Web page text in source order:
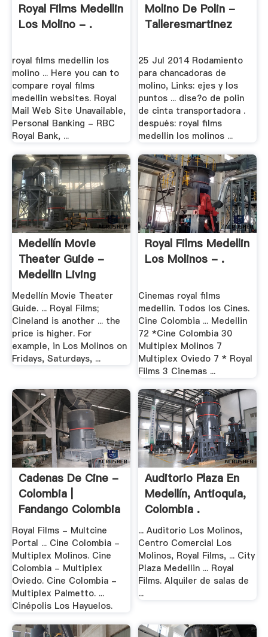
Royal Films Medellin
Los Molino - .
royal films medellin los
molino ... Here you can to
compare royal films
medellin websites. Royal
Mail Web Site Unavailable,
Personal Banking - RBC
Royal Bank, ...
Molino De Polin -
Talleresmartinez
25 Jul 2014 Rodamiento
para chancadoras de
molino, Links: ejes y los
puntos ... dise?o de polin
de cinta transportadora .
después: royal films
medellin los molinos ...
Medellín Movie
Theater Guide -
Medellin Living
Medellín Movie Theater
Guide. ... Royal Films;
Cineland is another ... the
price is higher. For
example, in Los Molinos on
Fridays, Saturdays, ...
Royal Films Medellin
Los Molinos - .
Cinemas royal films
medellin. Todos los Cines.
Cine Colombia ... Medellin
72 *Cine Colombia 30
Multiplex Molinos 7
Multiplex Oviedo 7 * Royal
Films 3 Cinemas ...
Cadenas De Cine -
Colombia |
Fandango Colombia
Royal Films - Multcine
Portal ... Cine Colombia -
Multiplex Molinos. Cine
Colombia - Multiplex
Oviedo. Cine Colombia -
Multiplex Palmetto. ...
Cinépolis Los Hayuelos.
Auditorio Plaza En
Medellín, Antioquia,
Colombia .
... Auditorio Los Molinos,
Centro Comercial Los
Molinos, Royal Films, ... City
Plaza Medellin ... Royal
Films. Alquiler de salas de
...